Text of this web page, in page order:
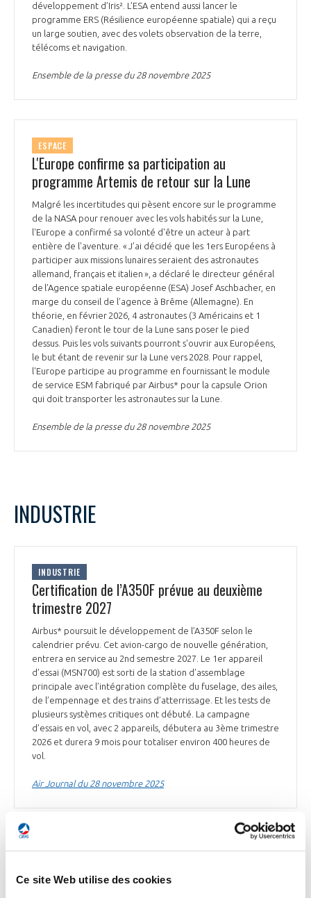
Ce site Web utilise des cookies
développement d’Iris². L’ESA entend aussi lancer le
programme ERS (Résilience européenne spatiale) qui a reçu
un large soutien, avec des volets observation de la terre,
télécoms et navigation.
Ensemble de la presse du 28 novembre 2025
ESPACE
L'Europe confirme sa participation au
programme Artemis de retour sur la Lune
Malgré les incertitudes qui pèsent encore sur le programme
de la NASA pour renouer avec les vols habités sur la Lune,
l'Europe a confirmé sa volonté d'être un acteur à part
entière de l'aventure. « J’ai décidé que les 1ers Européens à
participer aux missions lunaires seraient des astronautes
allemand, français et italien », a déclaré le directeur général
de l’Agence spatiale européenne (ESA) Josef Aschbacher, en
marge du conseil de l’agence à Brême (Allemagne). En
théorie, en février 2026, 4 astronautes (3 Américains et 1
Canadien) feront le tour de la Lune sans poser le pied
dessus. Puis les vols suivants pourront s'ouvrir aux Européens,
le but étant de revenir sur la Lune vers 2028. Pour rappel,
l'Europe participe au programme en fournissant le module
de service ESM fabriqué par Airbus* pour la capsule Orion
qui doit transporter les astronautes sur la Lune.
Ensemble de la presse du 28 novembre 2025
INDUSTRIE
INDUSTRIE
Certification de l’A350F prévue au deuxième
trimestre 2027
Airbus* poursuit le développement de l’A350F selon le
calendrier prévu. Cet avion-cargo de nouvelle génération,
entrera en service au 2nd semestre 2027. Le 1er appareil
d’essai (MSN700) est sorti de la station d’assemblage
principale avec l’intégration complète du fuselage, des ailes,
de l’empennage et des trains d’atterrissage. Et les tests de
plusieurs systèmes critiques ont débuté. La campagne
d’essais en vol, avec 2 appareils, débutera au 3ème trimestre
2026 et durera 9 mois pour totaliser environ 400 heures de
vol.
Air Journal du 28 novembre 2025
INDUSTRIE
Le groupe EDF augmente sa participation dans
Aura Aero